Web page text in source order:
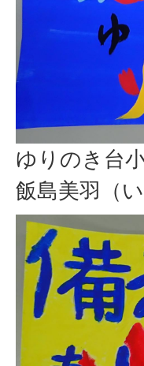
ゆりのき台
飯島美羽（